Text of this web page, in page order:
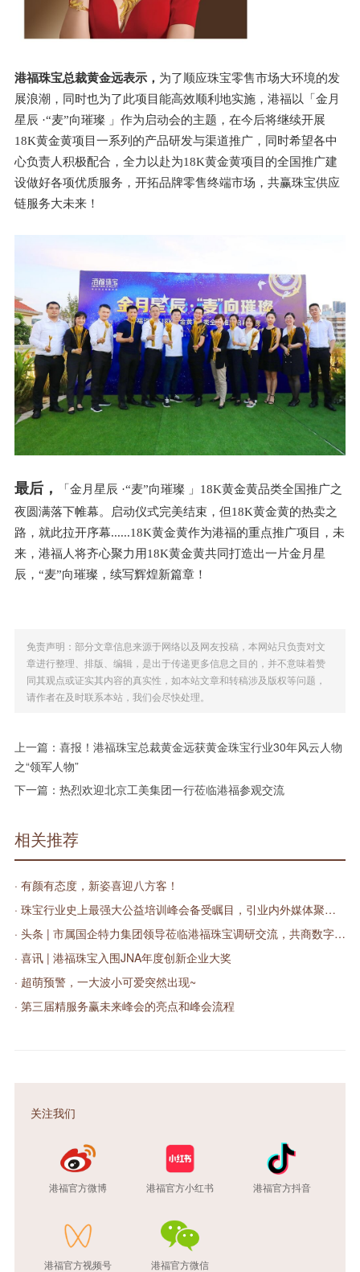
港福珠宝总裁黄金远表示， 为了顺应珠宝零售市场大环境的发
展浪潮，同时也为了此项目能高效顺利地实施，港福以「金月
星辰 ·“麦”向璀璨 」作为启动会的主题，在今后将继续开展
18K黄金黄项目一系列的产品研发与渠道推广，同时希望各中
心负责人积极配合，全力以赴为18K黄金黄项目的全国推广建
设做好各项优质服务，开拓品牌零售终端市场，共赢珠宝供应
链服务大未来！
最后，
「金月星辰 ·“麦”向璀璨 」18K黄金黄品类全国推广之
夜圆满落下帷幕。
启动仪式完美结束，但18K黄金黄的热卖之
路，就此拉开序幕......18K黄金黄作为港福的重点推广项目，未
来，港福人将齐心聚力用18K黄金黄共同打造出一片金月星
辰，“麦”向璀璨，续写辉煌新篇章！
免责声明：部分文章信息来源于网络以及网友投稿，本网站只负责对文
章进行整理、排版、编辑，是出于传递更多信息之目的，并不意味着赞
同其观点或证实其内容的真实性，如本站文章和转稿涉及版权等问题，
请作者在及时联系本站，我们会尽快处理。
上一篇： 喜报！港福珠宝总裁黄金远获黄金珠宝行业30年风云人物
之“领军人物”
下一篇： 热烈欢迎北京工美集团一行莅临港福参观交流
相关推荐
· 有颜有态度，新姿喜迎八方客！
· 珠宝行业史上最强大公益培训峰会备受瞩目，引业内外媒体聚焦报道！
· 头条 | 市属国企特力集团领导莅临港福珠宝调研交流，共商数字化发展之路
· 喜讯 | 港福珠宝入围JNA年度创新企业大奖
· 超萌预警，一大波小可爱突然出现~
· 第三届精服务赢未来峰会的亮点和峰会流程
关注我们
港福官方微博 港福官方小红书 港福官方抖音
港福官方视频号 港福官方微信